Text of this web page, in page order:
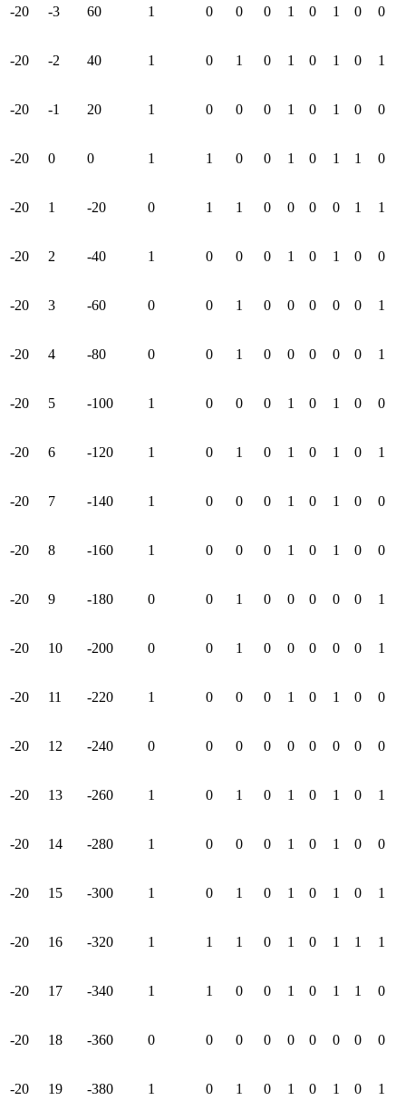
-20 -3 60 1 0 0 0 1 0 1 0 0
-20 -2 40 1 0 1 0 1 0 1 0 1
-20 -1 20 1 0 0 0 1 0 1 0 0
-20 0 0 1 1 0 0 1 0 1 1 0
-20 1 -20 0 1 1 0 0 0 0 1 1
-20 2 -40 1 0 0 0 1 0 1 0 0
-20 3 -60 0 0 1 0 0 0 0 0 1
-20 4 -80 0 0 1 0 0 0 0 0 1
-20 5 -100 1 0 0 0 1 0 1 0 0
-20 6 -120 1 0 1 0 1 0 1 0 1
-20 7 -140 1 0 0 0 1 0 1 0 0
-20 8 -160 1 0 0 0 1 0 1 0 0
-20 9 -180 0 0 1 0 0 0 0 0 1
-20 10 -200 0 0 1 0 0 0 0 0 1
-20 11 -220 1 0 0 0 1 0 1 0 0
-20 12 -240 0 0 0 0 0 0 0 0 0
-20 13 -260 1 0 1 0 1 0 1 0 1
-20 14 -280 1 0 0 0 1 0 1 0 0
-20 15 -300 1 0 1 0 1 0 1 0 1
-20 16 -320 1 1 1 0 1 0 1 1 1
-20 17 -340 1 1 0 0 1 0 1 1 0
-20 18 -360 0 0 0 0 0 0 0 0 0
-20 19 -380 1 0 1 0 1 0 1 0 1